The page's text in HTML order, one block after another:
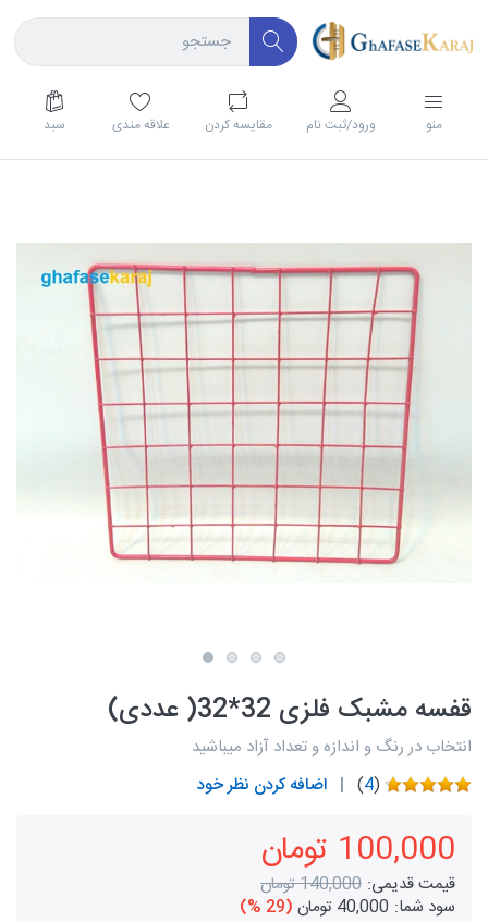
منو ورود/ثبت نام مقايسه كردن علاقه مندی سبد
قفسه مشبک فلزی 32*32( عددی)
انتخاب در رنگ و اندازه و تعداد آزاد میباشید
(
4
) اضافه کردن نظر خود
100,000 تومان
قیمت قدیمی: 140,000 تومان
سود شما: 40,000 تومان
(29 %)